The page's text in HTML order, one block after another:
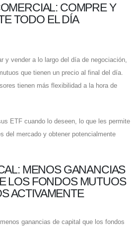
COMPRE Y
TODO EL DÍA
y vender a lo largo del día de negociación,
que tienen un precio al final del día.
tienen más flexibilidad a la hora de
ETF cuando lo deseen, lo que les permite
del mercado y obtener potencialmente
MENOS GANANCIAS
LOS FONDOS MUTUOS
ACTIVAMENTE
ganancias de capital que los fondos